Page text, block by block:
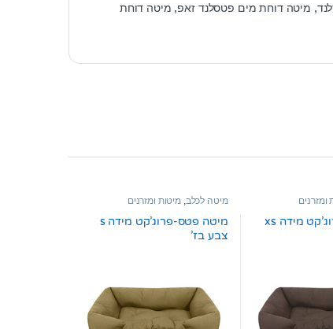
, מיטה דוחת מים פטסלנד זאפ, מיטה דוחת
ומזרנים
מיטה פטס-פרוג’קט מידה xs
מיטה לכלב מיטות ומזרנים
מיטה פטס-פרוג’קט מידה s
צבע בז’